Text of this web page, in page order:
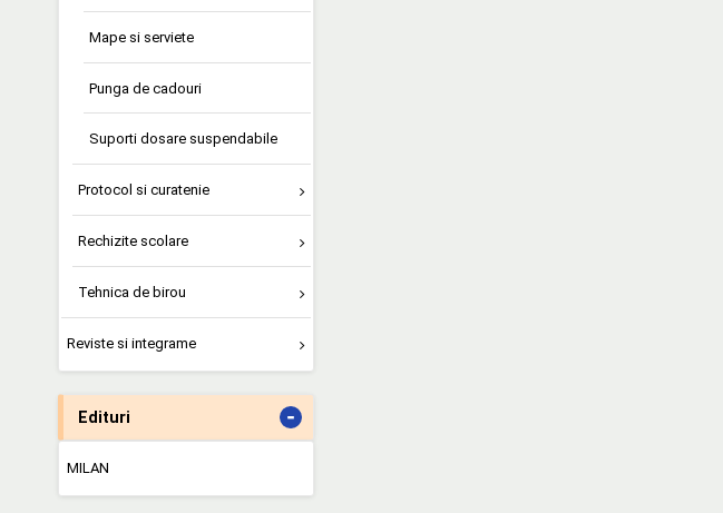
Mape si serviete
Punga de cadouri
Suporti dosare suspendabile
Protocol si curatenie
Rechizite scolare
Tehnica de birou
Reviste si integrame
Edituri -
MILAN